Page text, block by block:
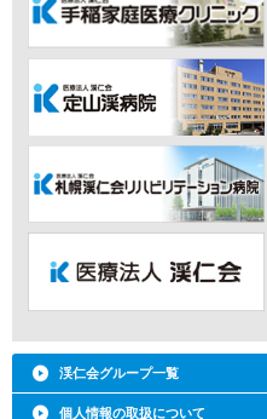
渓仁会グループ一覧
個人情報の取扱について